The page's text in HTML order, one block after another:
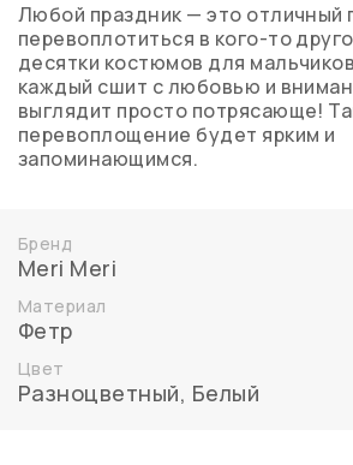
Любой праздник — это отличный
перевоплотиться в кого-то
десятки костюмов для
каждый сшит с любовью и
выглядит просто потрясающе!
перевоплощение будет ярким и
запоминающимся.
Бренд
Meri Meri
Материал
Фетр
Цвет
Разноцветный, Белый